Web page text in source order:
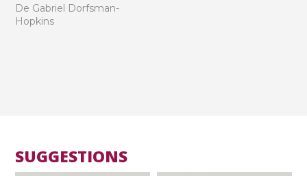
De Gabriel Dorfsman-
Hopkins
SUGGESTIONS